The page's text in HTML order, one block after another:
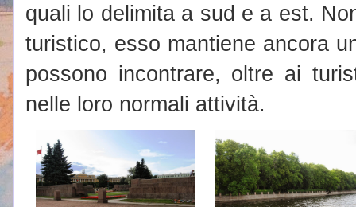
quali lo delimita a sud e a est.
turistico, esso mantiene ancora
possono incontrare, oltre ai
nelle loro normali attività.